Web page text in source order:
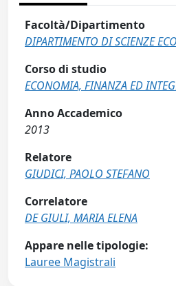
Facoltà/Dipartimento
DIPARTIMENTO DI SCIENZE
Corso di studio
ECONOMIA, FINANZA ED
Anno Accademico
2013
Relatore
GIUDICI, PAOLO STEFANO
Correlatore
DE GIULI, MARIA ELENA
Appare nelle tipologie:
Lauree Magistrali